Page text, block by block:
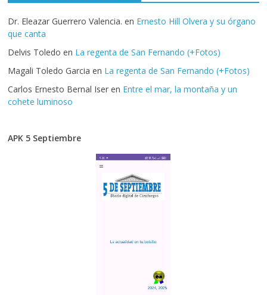
Dr. Eleazar Guerrero Valencia. en Ernesto Hill Olvera y su órgano
que canta
Delvis Toledo en La regenta de San Fernando (+Fotos)
Magali Toledo Garcia en La regenta de San Fernando (+Fotos)
Carlos Ernesto Bernal Iser en Entre el mar, la montaña y un
cohete luminoso
APK 5 Septiembre